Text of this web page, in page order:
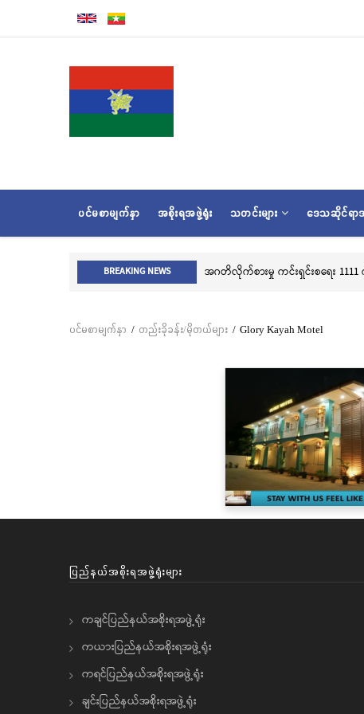
MAIN
NAVIGATION
ပင်မစာမျက်နှာ အစိုးရအဖွဲ့ရုံး သတင်းများ ဒေသဆိုင်ရာ
BREAKING NEWS အဂတိလိုက်စားမှု ကင်းရှင်းစရေး 1111
Breadcrumb
ပင်မစာမျက်နှာ / တည်းခိုခန်း/မိုတယ်များ / Glory Kayah Motel
ပြည်နယ်အစိုးရအဖွဲ့ရုံးများ
ကချင်ပြည်နယ်အစိုးရအဖွဲ့ရုံး
ကယားပြည်နယ်အစိုးရအဖွဲ့ရုံး
ကရင်ပြည်နယ်အစိုးရအဖွဲ့ရုံး
ချင်းပြည်နယ်အစိုးရအဖွဲ့ရုံး